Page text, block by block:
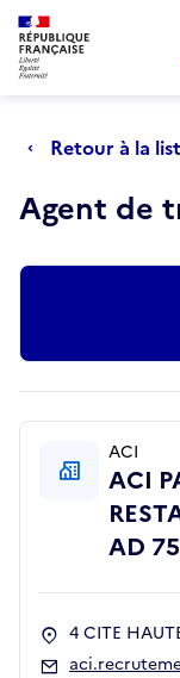
Aller au menu principal
Retour à la
Agent de
Actions
ACI
ACI
AD 75
4 CITE
Retour au début de
Panneau de